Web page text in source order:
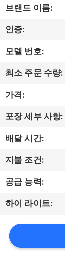
회
사
공
장
견
학
질
브랜드 이름:
인증:
모델 번호:
최소 주문 수량:
가격:
포장 세부 사항:
배달 시간:
지불 조건:
공급 능력:
하이 라이트: